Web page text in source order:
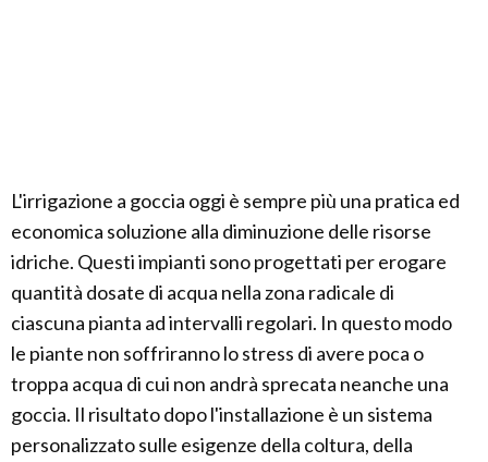
L'irrigazione a goccia oggi è sempre più una pratica ed
economica soluzione alla diminuzione delle risorse
idriche. Questi impianti sono progettati per erogare
quantità dosate di acqua nella zona radicale di
ciascuna pianta ad intervalli regolari. In questo modo
le piante non soffriranno lo stress di avere poca o
troppa acqua di cui non andrà sprecata neanche una
goccia. Il risultato dopo l'installazione è un sistema
personalizzato sulle esigenze della coltura, della